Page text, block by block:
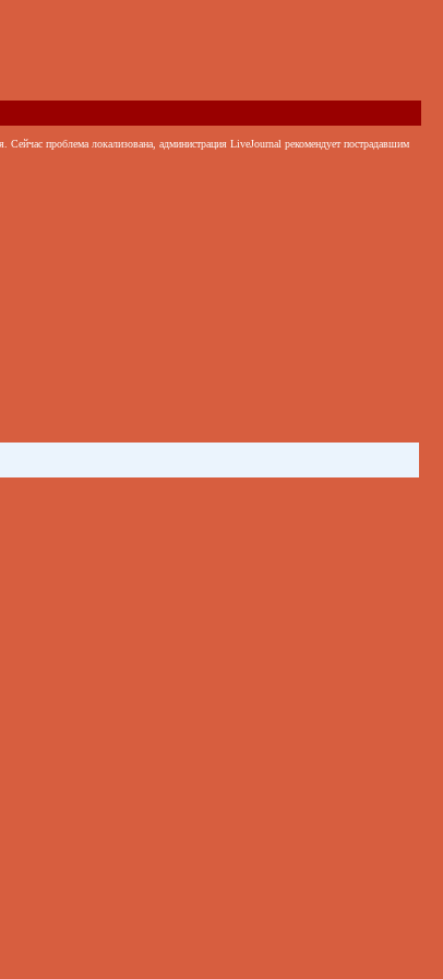
проблема локализована, администрация LiveJournal рекомендует пострадавшим